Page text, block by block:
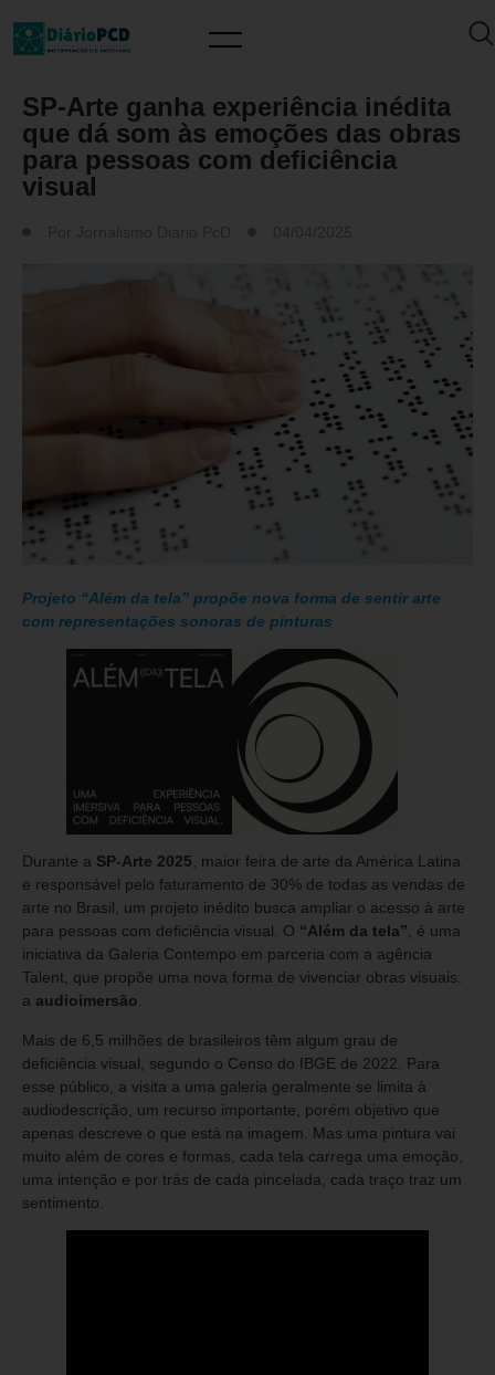
SP-Arte ganha experiência inédita
que dá som às emoções das obras
para pessoas com deficiência
visual
Projeto “Além da tela” propõe nova forma de sentir arte
com representações sonoras de pinturas
Durante a SP-Arte 2025, maior feira de arte da América Latina
e responsável pelo faturamento de 30% de todas as vendas de
arte no Brasil, um projeto inédito busca ampliar o acesso à arte
para pessoas com deficiência visual. O “Além da tela”, é uma
iniciativa da Galeria Contempo em parceria com a agência
Talent, que propõe uma nova forma de vivenciar obras visuais:
a audioimersão.
Mais de 6,5 milhões de brasileiros têm algum grau de
deficiência visual, segundo o Censo do IBGE de 2022. Para
esse público, a visita a uma galeria geralmente se limita à
audiodescrição, um recurso importante, porém objetivo que
apenas descreve o que está na imagem. Mas uma pintura vai
muito além de cores e formas, cada tela carrega uma emoção,
uma intenção e por trás de cada pincelada, cada traço traz um
sentimento.